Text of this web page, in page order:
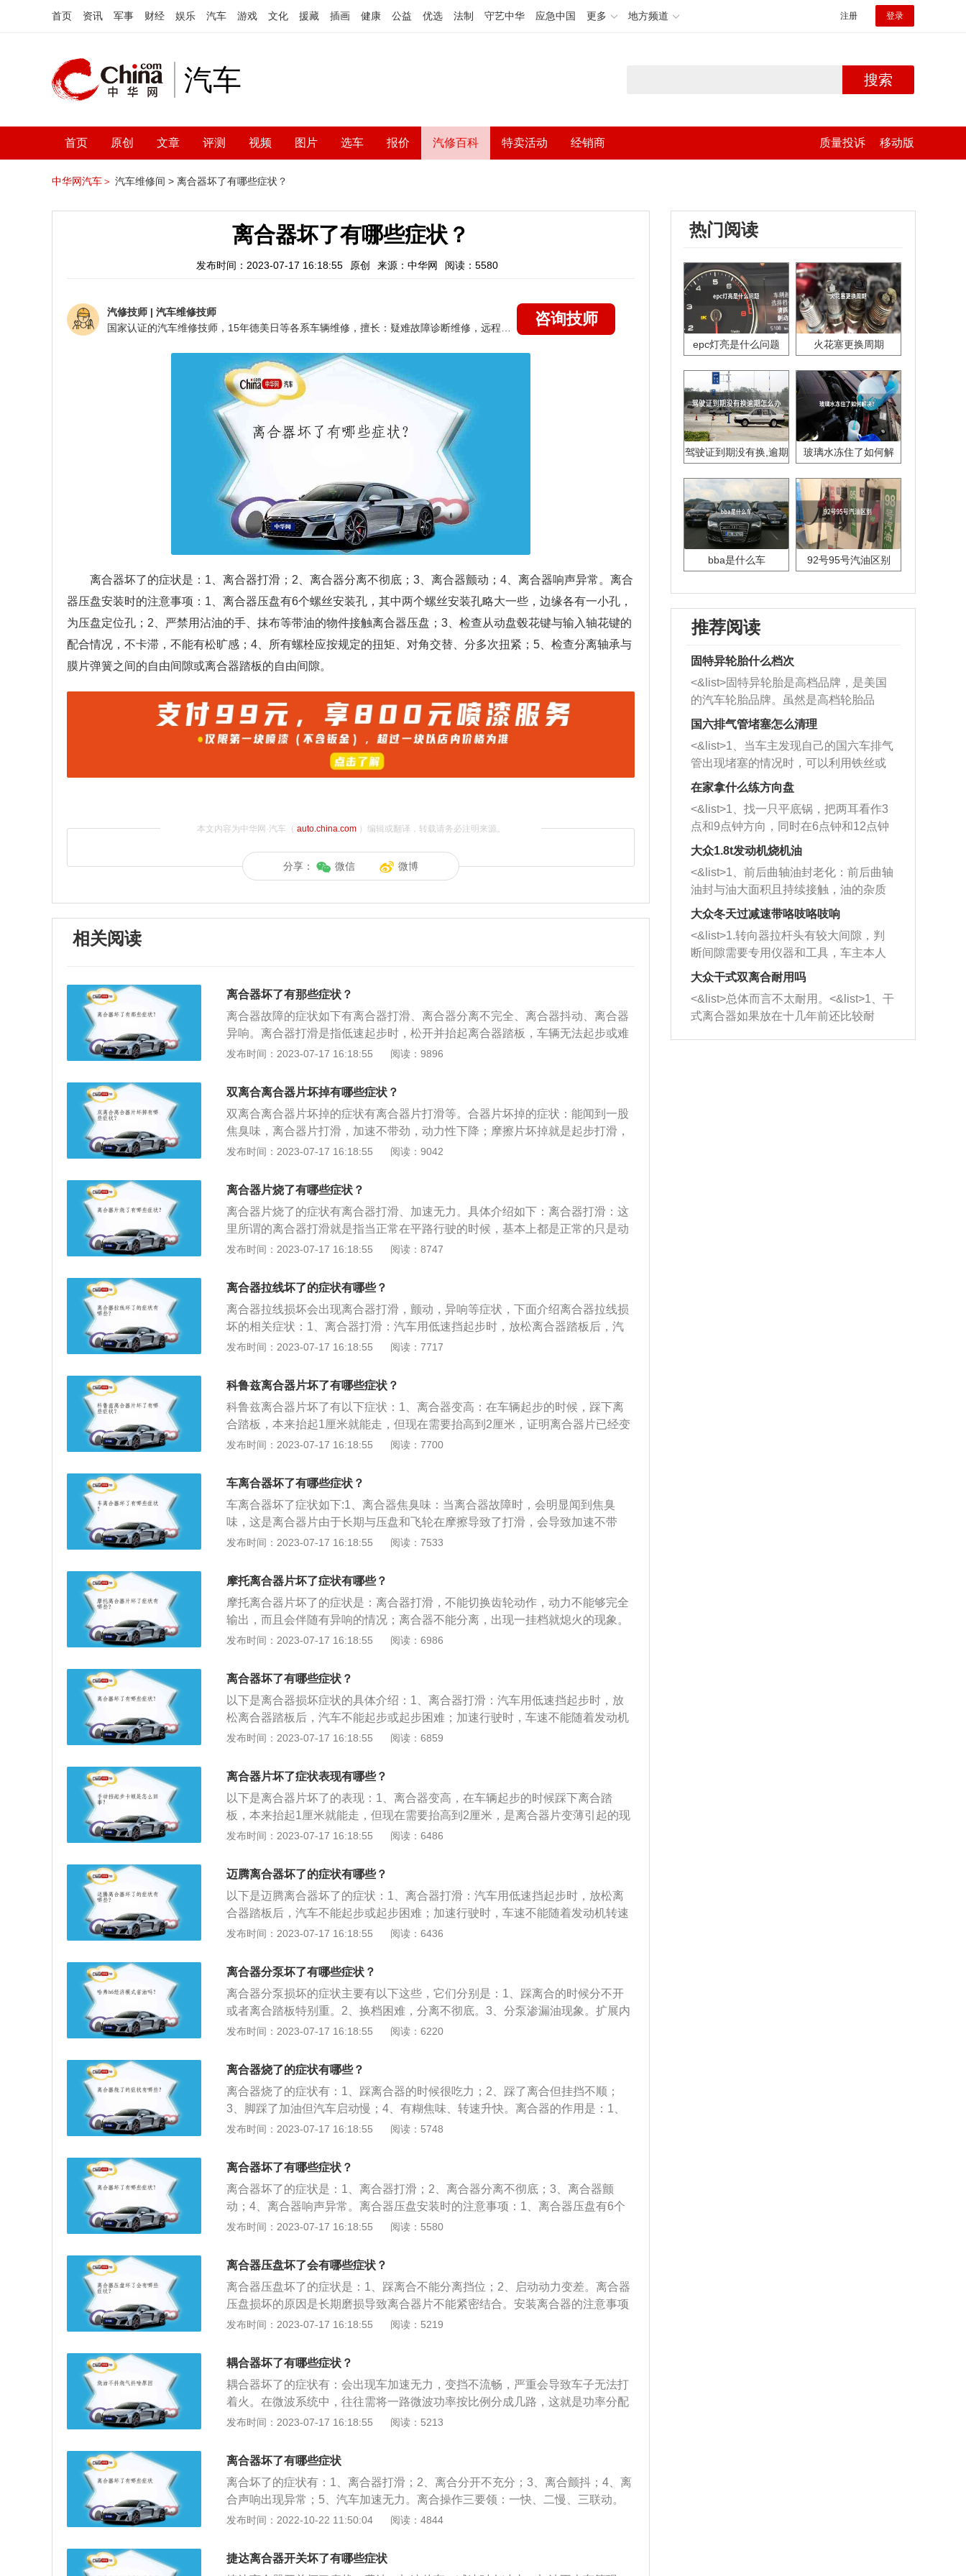
首页 资讯 军事 财经 娱乐 汽车 游戏 文化 援藏 插画 健康 公益 优选 法制 守艺中华 应急中国 更多 地方频道 注册 登录
汽车 搜索
首页 原创 文章 评测 视频 图片 选车 报价 汽修百科 特卖活动 经销商 质量投诉 移动版
中华网汽车＞ 汽车维修间 > 离合器坏了有哪些症状？
离合器坏了有哪些症状？
发布时间：2023-07-17 16:18:55 原创 来源：中华网 阅读：5580
汽修技师 | 汽车维修技师
咨询技师
离合器坏了的症状是：1、离合器打滑；2、离合器分离不彻底；3、离合器颤动；4、离合器响声异常。离合
器压盘安装时的注意事项：1、离合器压盘有6个螺丝安装孔，其中两个螺丝安装孔略大一些，边缘各有一小孔，
为压盘定位孔；2、严禁用沾油的手、抹布等带油的物件接触离合器压盘；3、检查从动盘毂花键与输入轴花键的
配合情况，不卡滞，不能有松旷感；4、所有螺栓应按规定的扭矩、对角交替、分多次扭紧；5、检查分离轴承与
膜片弹簧之间的自由间隙或离合器踏板的自由间隙。
本文内容为中华网·汽车（ auto.china.com）编辑或翻译，转载请务必注明来源。
分享： 微信 微博
相关阅读
离合器坏了有那些症状？
离合器故障的症状如下有离合器打滑、离合器分离不完全、离合器抖动、离合器
异响。离合器打滑是指低速起步时，松开并抬起离合器踏板，车辆无法起步或难
以起步；加速驾驶行驶时，车速不应随发动机转速的增加而增加，感觉驾驶无
离合器主、从动盘之间的动力不能完全切断，导致换档、换档或停车困难，离合
器发热。离合器抖动是指起步时整车振动，特别是怠速、挂低档、逐渐踩下离合
器踏板时。起动时，车辆具有连续性抖动。离合器异响是指当离合器踏板稍微踩
下时，分离轴承内端面一接触分离杆，离合器就会启动“恰恰，恰恰，恰恰”的连
续声音；在行驶过程中接合或分离时会发出噪音并颤抖。
发布时间：2023-07-17 16:18:55 阅读：9896
双离合离合器片坏掉有哪些症状？
双离合离合器片坏掉的症状有离合器片打滑等。合器片坏掉的症状：能闻到一股
焦臭味，离合器片打滑，加速不带劲，动力性下降；摩擦片坏掉就是起步打滑，
或者行车无力，发动机转速上去而车速起不来，压盘和摩擦片的联系是唇齿相
挡困难、分离不清、起步发抖。双离合器片坏掉的原因可能有：驾驶员操作不
当，会造成离合器片与压盘飞轮摩擦，造成高温，会烧坏离合器片；驾驶员在操
作离合器踏板时，离合器片和亚盘会突然结合，很容易造成离合器片分解和压盘
表面研磨；离合器片使用时间过长或公里数过多，离合器片自然老化磨损。
发布时间：2023-07-17 16:18:55 阅读：9042
离合器片烧了有哪些症状？
离合器片烧了的症状有离合器打滑、加速无力。具体介绍如下：离合器打滑：这
里所谓的离合器打滑就是指当正常在平路行驶的时候，基本上都是正常的只是动
力稍微有些削弱可能不会被察觉到；但是一旦到了半坡起步时半离合与油门配合
被烧了一部分。当然也有可能是离合器压盘不平的问题导致，反正有这种情况尽
量去维修，保证车辆能正常行驶。加速无力：如果是离合片被烧掉了通常情况是
怎么给油门速度都不会提升，发动机转速就算是拉到红线了车辆也是龟速行驶，
这时可能是离合器片被烧了一部分还没有完全被烧掉。
发布时间：2023-07-17 16:18:55 阅读：8747
离合器拉线坏了的症状有哪些？
离合器拉线损坏会出现离合器打滑，颤动，异响等症状，下面介绍离合器拉线损
坏的相关症状：1、离合器打滑：汽车用低速挡起步时，放松离合器踏板后，汽
车不能起步或起步困难；加速行驶时，车速不能随着发动机转速的提高而提高，
合器踏板踩到底，离合器从动盘之间的动力不能完全切断，致使挂挡困难、打齿
或不能停车、离合器发热。3、离合器颤动：起步时整车抖震，特别是怠速运
转、挂低挡逐渐放松离合器踏板起步时，车出现连续性冲击。4、离合器响声异
常：当踩下离合器踏板少许时，分离轴承内端面与分离杠杆刚一接触，离合器即
发出“嚓、嚓、嚓”的连续响声；起步时或行进中分离时产生响声并伴有发抖。
发布时间：2023-07-17 16:18:55 阅读：7717
科鲁兹离合器片坏了有哪些症状？
科鲁兹离合器片坏了有以下症状：1、离合器变高：在车辆起步的时候，踩下离
合踏板，本来抬起1厘米就能走，但现在需要抬高到2厘米，证明离合器片已经变
薄。2、动力下降：在发动机没有任何异常的情况下，无论起步还是爬坡，感觉
3、异响：当踩下离合踏板或抬起时，会听到金属摩擦的声音，说明离合器片磨
损严重。4、抖动：起步抬起离合时感觉到不平，车身有抖动感。
发布时间：2023-07-17 16:18:55 阅读：7700
车离合器坏了有哪些症状？
车离合器坏了症状如下:1、离合器焦臭味：当离合器故障时，会明显闻到焦臭
味，这是离合器片由于长期与压盘和飞轮在摩擦导致了打滑，会导致加速不带
劲，汽车整体动力下降的情况产生。2、离合器颤动或异响：具体症状为汽车起
的情况，或者是当踩离合时，离合器会传出擦擦擦等摩擦异响，这都是离合器出
现了故障。3、离合器分离不彻底：具体表现为，将离合器踩到底，但是车辆仍
然不能停车，或离合器发热，若出现这种情况，可能是离合器没有将动盘中的动
力完全切断所致。离合器作为汽车行驶过程中的重要部件，若是它出现了问题不
仅会给驾驶体验感带来不适且还会增加汽车行驶的风险。当遇到故障时，建议及
发布时间：2023-07-17 16:18:55 阅读：7533
摩托离合器片坏了症状有哪些？
摩托离合器片坏了的症状是：离合器打滑，不能切换齿轮动作，动力不能够完全
输出，而且会伴随有异响的情况；离合器不能分离，出现一挂档就熄火的现象。
离合器片坏了对摩托车的损伤比较大，所以不要强行挂挡，摩托车离合器坏了一
离合器片坏了摩托车就不能行驶，主要症状为离合器打滑、不能切换齿轮动作，
动力不能够完全输出。如果强行切换齿轮动作也可以，但是容易把齿轮打坏，操
作也很费力。猛拧油门的时候出现转速提升，但是动力没有提升，而且伴随有异
响的情况。应立即去维修车厂维修。2、离合器不能分离，出现一挂档就熄火的
现象：离合器是发动机的主要部件，它是用来控制发动机的动力输出的装置。能
速器之间，是汽车传动系中直接与发动机相联系的总成件。通常离合器与发动机
曲轴的飞轮组安装在一起，是发动机与汽车传动系之间切断和传递动力的部件。
发布时间：2023-07-17 16:18:55 阅读：6986
离合器坏了有哪些症状？
以下是离合器损坏症状的具体介绍：1、离合器打滑：汽车用低速挡起步时，放
松离合器踏板后，汽车不能起步或起步困难；加速行驶时，车速不能随着发动机
转速的提高而提高，感到行驶无力，严重时产生焦糊味或冒烟等现象。2、离合
全切断，致使挂挡困难、打齿或不能停车、离合器发热。3、离合器颤动：起步
时整车抖震，特别是怠速运转、挂低挡逐渐放松离合器踏板起步时，车出现连续
性冲击。
发布时间：2023-07-17 16:18:55 阅读：6859
离合器片坏了症状表现有哪些？
以下是离合器片坏了的表现：1、离合器变高，在车辆起步的时候踩下离合踏
板，本来抬起1厘米就能走，但现在需要抬高到2厘米，是离合器片变薄引起的现
象；2、感觉车子的动力下降，在发动机没有异常的情况下，无论起步还是爬
象；3、当踩下离合踏板或抬起时，会听到金属摩擦的声音，这是离合器片磨损
严重的结果；4、起步抬起离合时感觉到不平，车有前后闯动感，压盘、踩、抬
离合时有生涩感，需更换离合器片。汽车离合器片是传递引擎动力到变速箱的媒
介物，汽车上的离合器片和刹车片相似，其摩擦材料主要采用石棉基，具有一定
的耐高温性能。
发布时间：2023-07-17 16:18:55 阅读：6486
迈腾离合器坏了的症状有哪些？
以下是迈腾离合器坏了的症状：1、离合器打滑：汽车用低速挡起步时，放松离
合器踏板后，汽车不能起步或起步困难；加速行驶时，车速不能随着发动机转速
的提高而提高，感到行驶无力，严重时产生焦糊味或冒烟等现象；2、离合器分
断，致使挂挡困难、打齿或不能停车、离合器发热；3、离合器颤动：起步时整
车抖震，特别是怠速运转、挂低挡逐渐放松离合器踏板起步时，车出现连续性冲
击;4、离合器响声异常：当踩下离合器踏板少许时，分离轴承内端面与分离杠杆
刚一接触，离合器即发出“嚓嚓嚓”的连续响声；起步时接合或行进中分离时产生
响声并伴有发抖。
发布时间：2023-07-17 16:18:55 阅读：6436
离合器分泵坏了有哪些症状？
离合器分泵损坏的症状主要有以下这些，它们分别是：1、踩离合的时候分不开
或者离合踏板特别重。2、换档困难，分离不彻底。3、分泵渗漏油现象。扩展内
容：离合器分泵工作原理：当踏下离合器踏板时，离合器液压总泵内的液压油，
碗，从而推动柱塞杆前移，柱塞杆推动分离杠杆前移，从而推动分离轴承压下分
离杠杆，实现离合器切断发动机与传动装置的动力分离。当抬起离合器踏板时，
动力结合。
发布时间：2023-07-17 16:18:55 阅读：6220
离合器烧了的症状有哪些？
离合器烧了的症状有：1、踩离合器的时候很吃力；2、踩了离合但挂挡不顺；
3、脚踩了加油但汽车启动慢；4、有糊焦味、转速升快。离合器的作用是：1、
使汽车的驱动力逐渐增大，让汽车平稳起步；2、使发动机和变速箱暂时分离后
轮寿命。离合器的工作原理是：1、当内座圈固定时，外座圈顺时针方向转动楔
块不锁止，外座圈可自由转动；2、当外座圈逆时针转动楔块锁止，外座圈不能
转动。
发布时间：2023-07-17 16:18:55 阅读：5748
离合器坏了有哪些症状？
离合器坏了的症状是：1、离合器打滑；2、离合器分离不彻底；3、离合器颤
动；4、离合器响声异常。离合器压盘安装时的注意事项：1、离合器压盘有6个
螺丝安装孔，其中两个螺丝安装孔略大一些，边缘各有一小孔，为压盘定位孔；
与输入轴花键的配合情况，不卡滞，不能有松旷感；4、所有螺栓应按规定的扭
矩、对角交替、分多次扭紧；5、检查分离轴承与膜片弹簧之间的自由间隙或离
合器踏板的自由间隙。
发布时间：2023-07-17 16:18:55 阅读：5580
离合器压盘坏了会有哪些症状？
离合器压盘坏了的症状是：1、踩离合不能分离挡位；2、启动动力变差。离合器
压盘损坏的原因是长期磨损导致离合器片不能紧密结合。安装离合器的注意事项
是：1、离合器安装前清洗干净，去除防锈脂和杂物；2、轴向固定主动部分与从
加润滑油；4、保证端面齿有间隙，使空转无磨齿现象；5、离合器及制动器为b
级绝缘，正常温升40度，极限热平衡的工作温度不可超速100度。
发布时间：2023-07-17 16:18:55 阅读：5219
耦合器坏了有哪些症状？
耦合器坏了的症状有：会出现车加速无力，变挡不流畅，严重会导致车子无法打
着火。在微波系统中，往往需将一路微波功率按比例分成几路，这就是功率分配
问题，实现这一功能的元件称为功率分配元器件即耦合器，主要包括：定向耦合
一种电一光一电转换器件，由发光源和受光器两部分组成。把发光源和受光器组
装在同一密闭的壳体内，彼此间用透明绝缘体隔离。发光源的引脚为输入端，受
光器的引脚为输出端，常见的发光源为发光二极管，受光器为光敏二极管、光敏
三极管等。
发布时间：2023-07-17 16:18:55 阅读：5213
离合器坏了有哪些症状
离合坏了的症状有：1、离合器打滑；2、离合分开不充分；3、离合颤抖；4、离
合声响出现异常；5、汽车加速无力。离合操作三要领：一快、二慢、三联动。
抬起离合踏板时，则要遵照“一快、二慢、三联动”的操作原则。起步时，踩离合
动”便是离合踏板抬起的环节分3个阶段，刚开始快抬，当感受到压盘慢慢地相结
合至半联动后，踏板抬起的速率逐渐减慢，在半联动到彻底相结合的环节中，离
发布时间：2022-10-22 11:50:04 阅读：4844
捷达离合器开关坏了有哪些症状
热门阅读
epc灯亮是什么问题 火花塞更换周期
驾驶证到期没有换,逾期
玻璃水冻住了如何解
bba是什么车 92号95号汽油区别
推荐阅读
固特异轮胎什么档次
<&list>固特异轮胎是高档品牌，是美国
的汽车轮胎品牌。虽然是高档轮胎品
牌，但是中高低端的轮胎都有生产，这
也是为了更好的开拓市场。
国六排气管堵塞怎么清理
<&list>1、当车主发现自己的国六车排气
管出现堵塞的情况时，可以利用铁丝或
者是细棍，直接将杂物给取出来，如果
堵塞情况比较严重，也可以采取应急措
施。 <&list>2、直接利用木棍将所有的
杂物推到排气管里面的位置处，然后将
三元催化器拆解开，就可以将堵塞的东
西取出来。但如果是因为积碳过多引起
的堵塞，就需要将三元催化器泡在草酸
洗剂对堵塞的情况得到解决，将清洗剂
放在燃油箱中，与燃油混合后，车辆启
动时，就可以和汽油一起进入到燃烧
室，最后形成废气排出，就可以让三元
催化器得到清洗，排气管堵塞的情况就
能够得到解决。
在家拿什么练方向盘
<&list>1、找一只平底锅，把两耳看作3
点和9点钟方向，同时在6点钟和12点钟
方向做一个标记。 <&list>2、双手握住
一圈半的练习，往右同样也要打相同的
圈数。 <&list>3、最后强调要反复练
习，这样就可以形成肌肉记忆，在真实
驾驶车辆时，不需要记忆也能打好方
向。
大众1.8t发动机烧机油
<&list>1、前后曲轴油封老化：前后曲轴
油封与油大面积且持续接触，油的杂质
和发动机内持续温度变化使其密封效果
逐渐减弱，导致渗油或漏油。<&list>2、
活塞间隙过大：积碳会使活塞环与缸体
的间隙扩大，导致机油流入燃烧室中，
造成烧机油。<&list>3、机油粘度。使用
机油粘度过小的话，同样会有烧机油现
象，机油粘度过小具有很好的流动性，
大众冬天过减速带咯吱咯吱响
<&list>1.转向器拉杆头有较大间隙，判
断间隙需要专用仪器和工具，车主本人
无法制作，需要将车辆送到修理厂或4s
店；<&list>2.车辆半轴套管防尘罩破
裂，破裂后会出现漏油现象，使半轴磨
损严重，磨损的半轴容易损坏，产生异
响；<&list>3.稳定器的转向胶套和球头
大众干式双离合耐用吗
<&list>总体而言不太耐用。<&list>1、干
式离合器如果放在十几年前还比较耐